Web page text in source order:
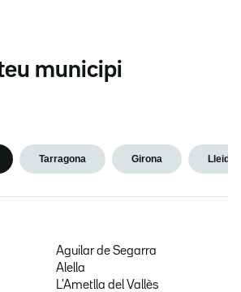
municipi
Tarragona Girona Lleida
Aguilar de Segarra
Alella
L'Ametlla del Vallès